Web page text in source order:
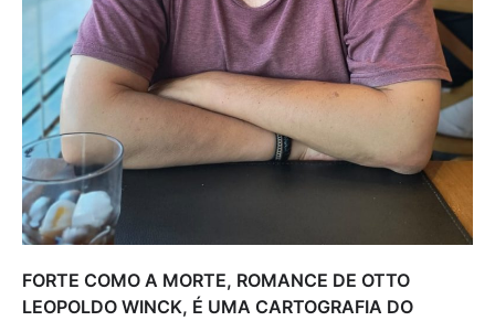
FORTE COMO A MORTE, ROMANCE DE OTTO
LEOPOLDO WINCK, É UMA CARTOGRAFIA DO